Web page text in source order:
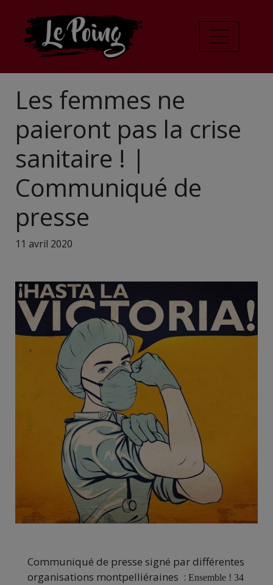
Les femmes ne
paieront pas la crise
sanitaire ! |
Communiqué de
presse
11 avril 2020
Communiqué de presse signé par différentes
organisations montpelliéraines : Ensemble ! 34